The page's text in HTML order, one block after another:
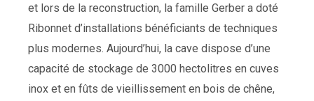
et lors de la reconstruction, la famille Gerber a doté
Ribonnet d’installations bénéficiants de techniques
plus modernes. Aujourd’hui, la cave dispose d’une
capacité de stockage de 3000 hectolitres en cuves
inox et en fûts de vieillissement en bois de chêne,